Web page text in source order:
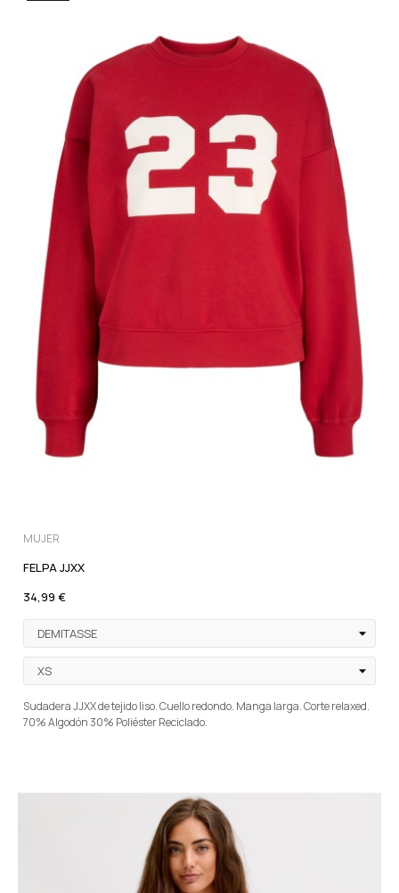
MUJER
FELPA JJXX
34,99 €
Sudadera JJXX de tejido liso. Cuello redondo. Manga larga. Corte relaxed.
70% Algodón 30% Poliéster Reciclado.